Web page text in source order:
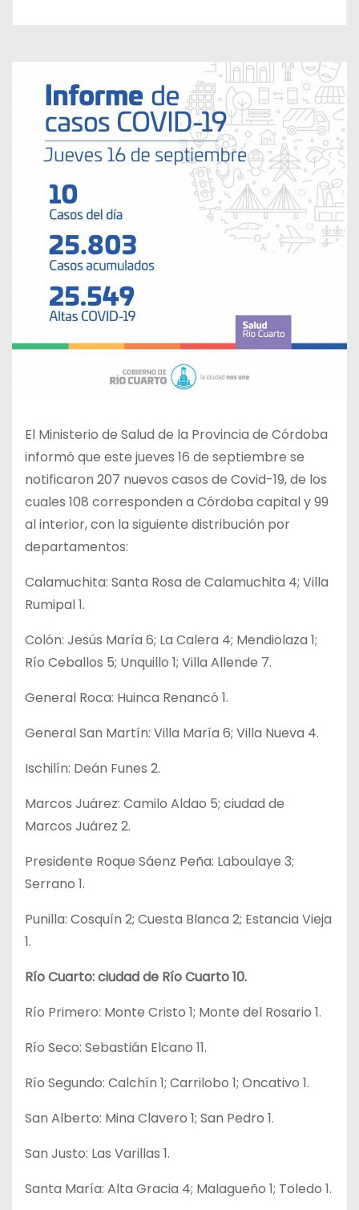
El Ministerio de Salud de la Provincia de Córdoba
informó que este jueves 16 de septiembre se
notificaron 207 nuevos casos de Covid-19, de los
cuales 108 corresponden a Córdoba capital y 99
al interior, con la siguiente distribución por
departamentos:
Calamuchita: Santa Rosa de Calamuchita 4; Villa
Rumipal 1.
Colón: Jesús María 6; La Calera 4; Mendiolaza 1;
Río Ceballos 5; Unquillo 1; Villa Allende 7.
General Roca: Huinca Renancó 1.
General San Martín: Villa María 6; Villa Nueva 4.
Ischilín: Deán Funes 2.
Marcos Juárez: Camilo Aldao 5; ciudad de
Marcos Juárez 2.
Presidente Roque Sáenz Peña: Laboulaye 3;
Serrano 1.
Punilla: Cosquín 2; Cuesta Blanca 2; Estancia Vieja
1.
Río Cuarto: ciudad de Río Cuarto 10.
Río Primero: Monte Cristo 1; Monte del Rosario 1.
Río Seco: Sebastián Elcano 11.
Río Segundo: Calchín 1; Carrilobo 1; Oncativo 1.
San Alberto: Mina Clavero 1; San Pedro 1.
San Justo: Las Varillas 1.
Santa María: Alta Gracia 4; Malagueño 1; Toledo 1.